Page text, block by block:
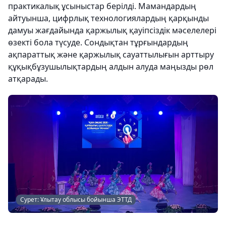
практикалық ұсыныстар берілді. Мамандардың
айтуынша, цифрлық технологиялардың қарқынды
дамуы жағдайында қаржылық қауіпсіздік мәселелері
өзекті бола түсуде. Сондықтан тұрғындардың
ақпараттық және қаржылық сауаттылығын арттыру
құқықбұзушылықтардың алдын алуда маңызды рөл
атқарады.
Сурет: Ұлытау облысы бойынша ЭТТД